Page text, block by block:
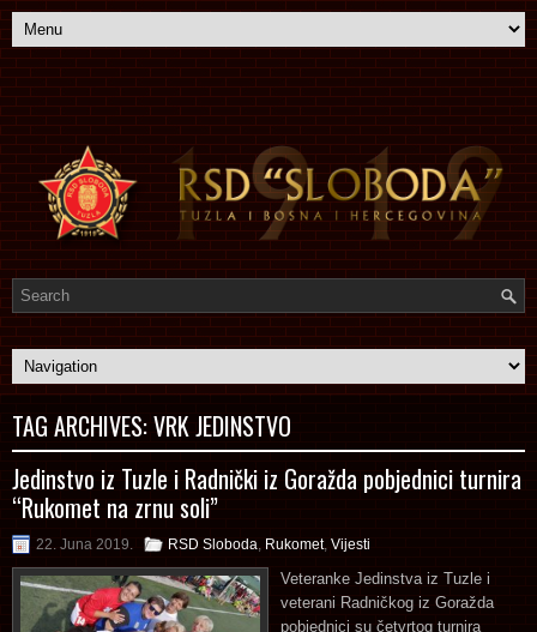
TAG ARCHIVES:VRK JEDINSTVO
Jedinstvo iz Tuzle i Radnički iz Goražda pobjednici turnira
“Rukomet na zrnu soli”
22. Juna 2019. RSD Sloboda Rukomet, Vijesti
Veteranke Jedinstva iz Tuzle i
veterani Radničkog iz Goražda
pobjednici su četvrtog turnira